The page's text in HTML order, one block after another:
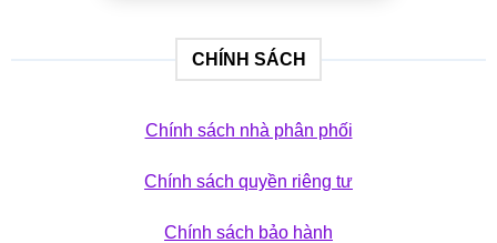
CHÍNH SÁCH
Chính sách nhà phân phối
Chính sách quyền riêng tư
Chính sách bảo hành